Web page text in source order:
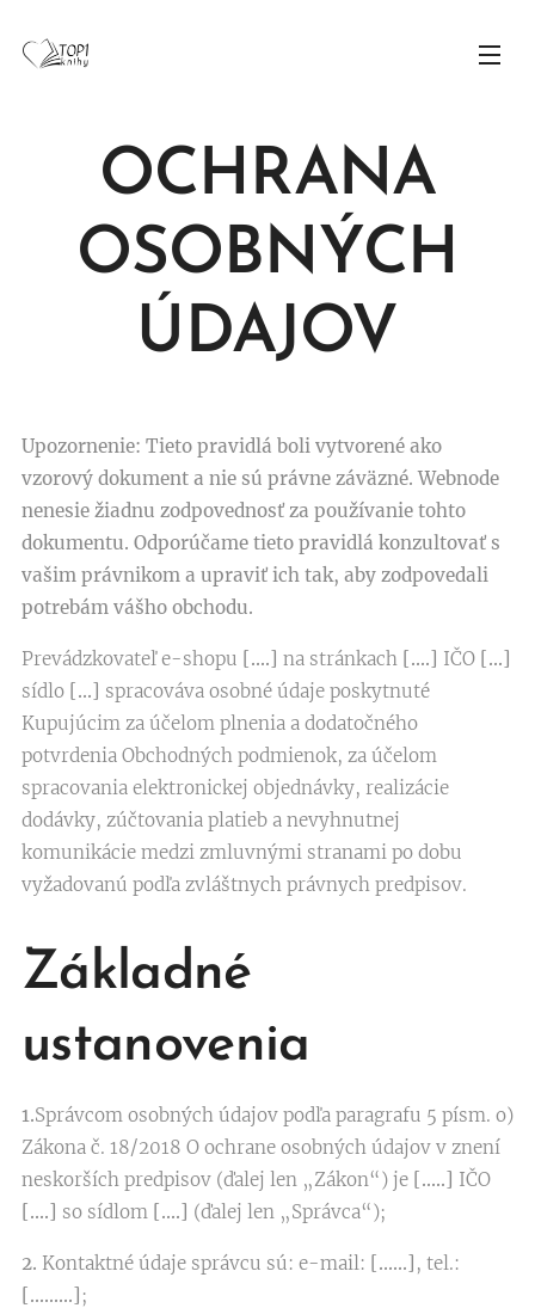
OCHRANA
OSOBNÝCH
ÚDAJOV
Upozornenie: Tieto pravidlá boli vytvorené ako
vzorový dokument a nie sú právne záväzné. Webnode
nenesie žiadnu zodpovednosť za používanie tohto
dokumentu. Odporúčame tieto pravidlá konzultovať s
vašim právnikom a upraviť ich tak, aby zodpovedali
potrebám vášho obchodu.
Prevádzkovateľ e-shopu [….] na stránkach [….] IČO […]
sídlo […] spracováva osobné údaje poskytnuté
Kupujúcim za účelom plnenia a dodatočného
potvrdenia Obchodných podmienok, za účelom
spracovania elektronickej objednávky, realizácie
dodávky, zúčtovania platieb a nevyhnutnej
komunikácie medzi zmluvnými stranami po dobu
vyžadovanú podľa zvláštnych právnych predpisov.
Základné
ustanovenia
1.Správcom osobných údajov podľa paragrafu 5 písm. o)
Zákona č. 18/2018 O ochrane osobných údajov v znení
neskorších predpisov (ďalej len „Zákon“) je […..] IČO
[….] so sídlom [….] (ďalej len „Správca“);
2. Kontaktné údaje správcu sú: e-mail: [……] , tel.:
[………] ;